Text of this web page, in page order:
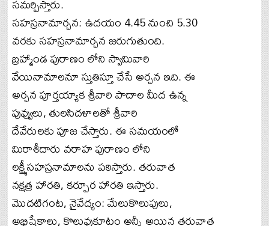
సహస్రనామార్చన: ఉదయం 4.45 నుంచి 5.30
వరకు సహస్రనామార్చన జరుగుతుంది.
బ్రహ్మాండ పురాణం లోని స్వామివారి
వేయినామాలనూ స్తుతిస్తూ చేసే అర్చన ఇది. ఈ
అర్చన పూర్తయ్యాక శ్రీవారి పాదాల మీద ఉన్న
పువ్వులు, తులసిదళాలతో శ్రీవారి
దేవేరులకు పూజ చేస్తారు. ఈ సమయంలో
మిరాశీదారు వరాహ పురాణం లోని
లక్ష్మీసహస్రనామాలను పఠిస్తారు. తరువాత
నక్షత్ర హారతి, కర్పూర హారతి ఇస్తారు.
మొదటిగంట, నైవేద్యం: మేలుకొలుపులు,
అభిషేకాలు, కొలువుకూటం అన్నీ అయిన తరువాత